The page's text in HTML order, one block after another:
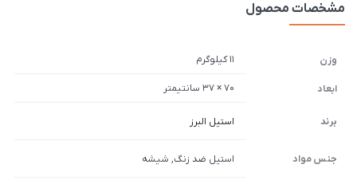
مشخصات محصول
وزن 11 کیلوگرم
ابعاد 70 × 37 سانتیمتر
برند استیل البرز
جنس مواد استیل ضد زنگ, شیشه